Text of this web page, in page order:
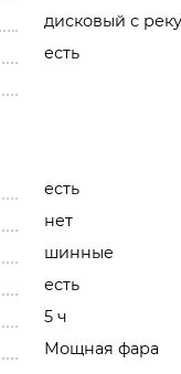
дисковый с
есть
есть
нет
шинные
есть
5 ч
Мощная фара